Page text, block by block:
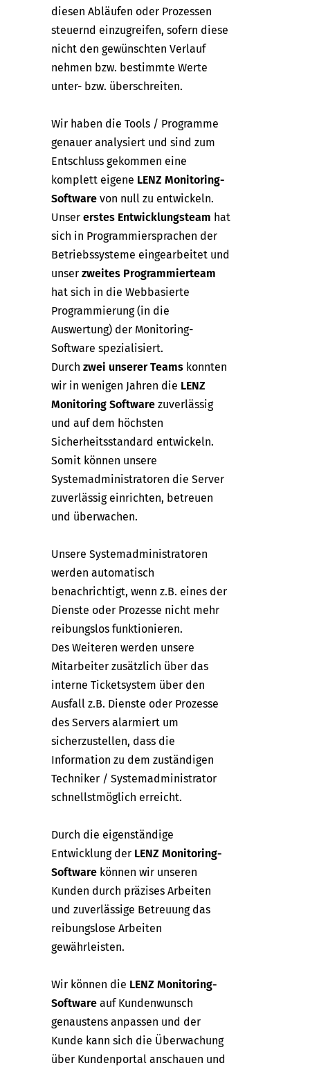
diesen Abläufen oder Prozessen
steuernd einzugreifen, sofern diese
nicht den gewünschten Verlauf
nehmen bzw. bestimmte Werte
unter- bzw. überschreiten.
Wir haben die Tools / Programme
genauer analysiert und sind zum
Entschluss gekommen eine
komplett eigene LENZ Monitoring-
Software von null zu entwickeln.
Unser erstes Entwicklungsteam hat
sich in Programmiersprachen der
Betriebssysteme eingearbeitet und
unser zweites Programmierteam
hat sich in die Webbasierte
Programmierung (in die
Auswertung) der Monitoring-
Software spezialisiert.
Durch zwei unserer Teams konnten
wir in wenigen Jahren die LENZ
Monitoring Software zuverlässig
und auf dem höchsten
Sicherheitsstandard entwickeln.
Somit können unsere
Systemadministratoren die Server
zuverlässig einrichten, betreuen
und überwachen.
Unsere Systemadministratoren
werden automatisch
benachrichtigt, wenn z.B. eines der
Dienste oder Prozesse nicht mehr
reibungslos funktionieren.
Des Weiteren werden unsere
Mitarbeiter zusätzlich über das
interne Ticketsystem über den
Ausfall z.B. Dienste oder Prozesse
des Servers alarmiert um
sicherzustellen, dass die
Information zu dem zuständigen
Techniker / Systemadministrator
schnellstmöglich erreicht.
Durch die eigenständige
Entwicklung der LENZ Monitoring-
Software können wir unseren
Kunden durch präzises Arbeiten
und zuverlässige Betreuung das
reibungslose Arbeiten
gewährleisten.
Wir können die LENZ Monitoring-
Software auf Kundenwunsch
genaustens anpassen und der
Kunde kann sich die Überwachung
über Kundenportal anschauen und